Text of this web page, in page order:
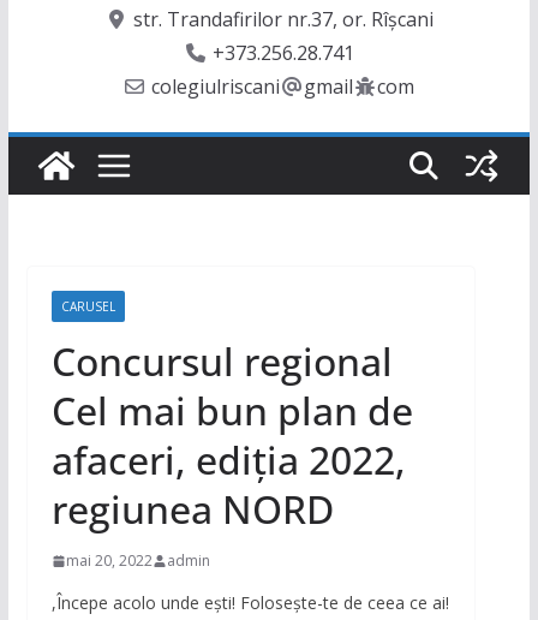
str. Trandafirilor nr.37, or. Rîşcani
+373.256.28.741
colegiulriscani
gmail com
CARUSEL
Concursul regional
Cel mai bun plan de
afaceri, ediția 2022,
regiunea NORD
mai 20, 2022 admin
,Începe acolo unde ești! Folosește-te de ceea ce ai!